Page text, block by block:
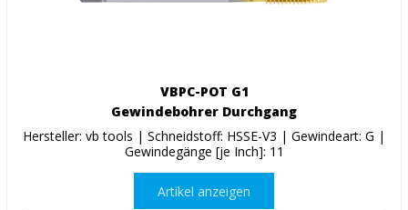
VBPC-POT G1
Gewindebohrer Durchgang
Hersteller: vb tools | Schneidstoff: HSSE-V3 | Gewindeart: G |
Gewindegänge [je Inch]: 11
Artikel anzeigen